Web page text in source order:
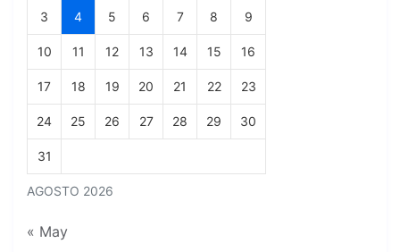
AGOSTO 2026
3 4 5 6 7 8 9
10 11 12 13 14 15 16
17 18 19 20 21 22 23
24 25 26 27 28 29 30
31
« May